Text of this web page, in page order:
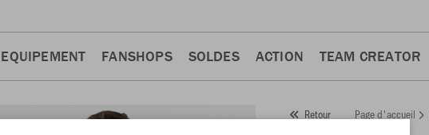
EQUIPEMENT FANSHOPS SOLDES ACTION TEAM CREATOR
Retour Page d'accueil